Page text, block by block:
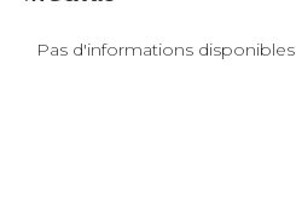
Pas d'informations disponibles